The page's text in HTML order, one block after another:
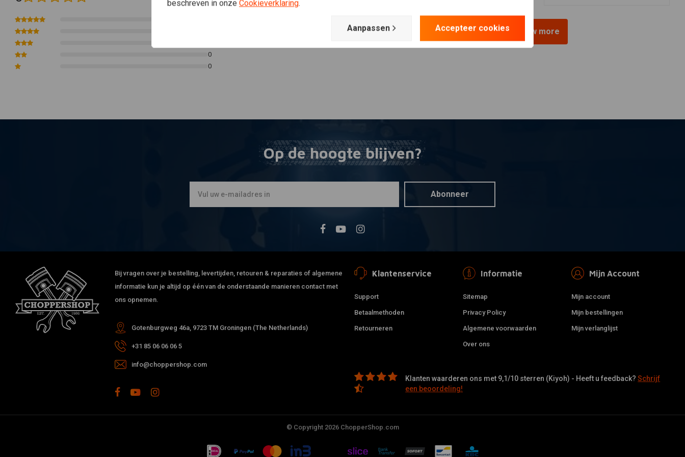
0
0
View more
Op de hoogte blijven?
Abonneer
Bij vragen over je bestelling, levertijden, retouren & reparaties of algemene
informatie kun je altijd op één van de onderstaande manieren contact met
ons opnemen.
Gotenburgweg 46a, 9723 TM Groningen (The Netherlands)
+31 85 06 06 06 5
info@choppershop.com
Klantenservice
Support
Betaalmethoden
Retourneren
Informatie
Sitemap
Privacy Policy
Algemene voorwaarden
Over ons
Mijn Account
Mijn account
Mijn bestellingen
Mijn verlanglijst
Klanten waarderen ons met 9,1/10 sterren (Kiyoh) - Heeft u feedback?Schrijf
een beoordeling!
© Copyright 2026 ChopperShop.com
beschreven in onze Cookieverklaring.
Aanpassen Accepteer cookies